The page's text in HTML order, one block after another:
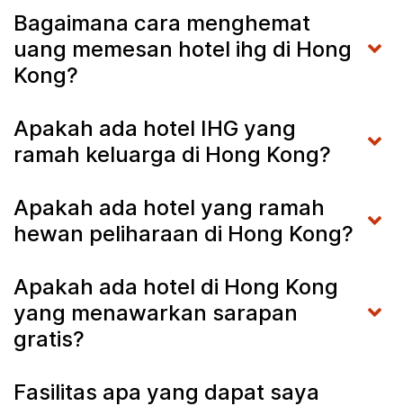
Bagaimana cara menghemat
uang memesan hotel ihg di Hong
Kong?
Apakah ada hotel IHG yang
ramah keluarga di Hong Kong?
Apakah ada hotel yang ramah
hewan peliharaan di Hong Kong?
Apakah ada hotel di Hong Kong
yang menawarkan sarapan
gratis?
Fasilitas apa yang dapat saya